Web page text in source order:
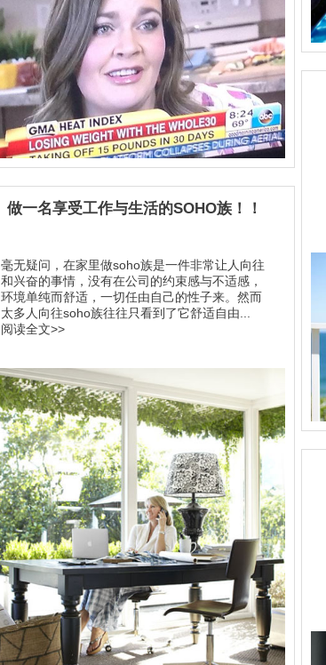
做一名享受工作与生活的SOHO族！！
毫无疑问，在家里做soho族是一件非常让人向往
和兴奋的事情，没有在公司的约束感与不适感，
环境单纯而舒适，一切任由自己的性子来。然而
太多人向往soho族往往只看到了它舒适自由...
阅读全文>>